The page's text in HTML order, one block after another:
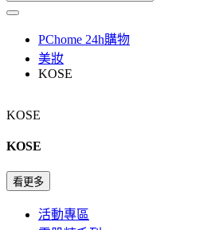
PChome 24h購物
美妝
KOSE
KOSE
KOSE
看更多
活動專區